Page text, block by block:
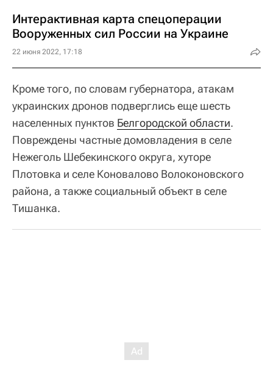
Интерактивная карта спецоперации
Вооруженных сил России на Украине
22 июня 2022, 17:18
Кроме того, по словам губернатора, атакам
украинских дронов подверглись еще шесть
населенных пунктов Белгородской области.
Повреждены частные домовладения в селе
Нежеголь Шебекинского округа, хуторе
Плотовка и селе Коновалово Волоконовского
района, а также социальный объект в селе
Тишанка.